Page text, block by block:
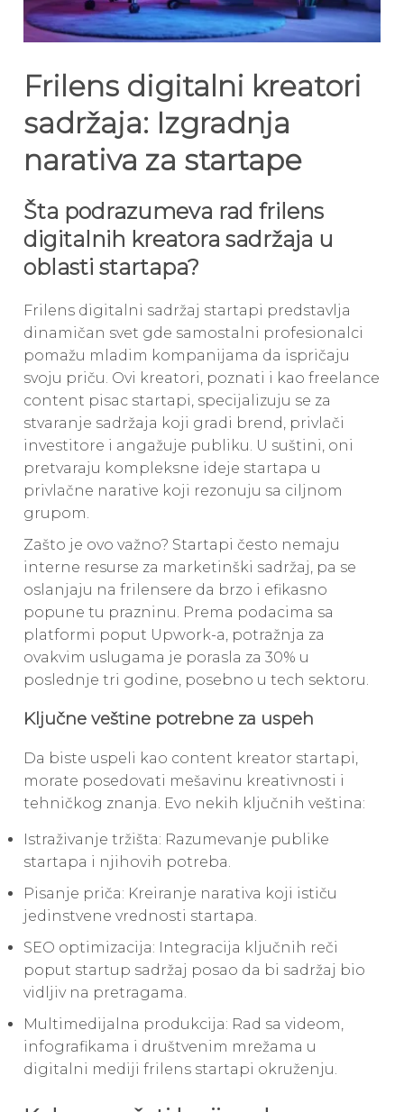
Frilens digitalni kreatori
sadržaja: Izgradnja
narativa za startape
Šta podrazumeva rad frilens
digitalnih kreatora sadržaja u
oblasti startapa?
Frilens digitalni sadržaj startapi predstavlja
dinamičan svet gde samostalni profesionalci
pomažu mladim kompanijama da ispričaju
svoju priču. Ovi kreatori, poznati i kao freelance
content pisac startapi, specijalizuju se za
stvaranje sadržaja koji gradi brend, privlači
investitore i angažuje publiku. U suštini, oni
pretvaraju kompleksne ideje startapa u
privlačne narative koji rezonuju sa ciljnom
grupom.
Zašto je ovo važno? Startapi često nemaju
interne resurse za marketinški sadržaj, pa se
oslanjaju na frilensere da brzo i efikasno
popune tu prazninu. Prema podacima sa
platformi poput Upwork-a, potražnja za
ovakvim uslugama je porasla za 30% u
poslednje tri godine, posebno u tech sektoru.
Ključne veštine potrebne za uspeh
Da biste uspeli kao content kreator startapi,
morate posedovati mešavinu kreativnosti i
tehničkog znanja. Evo nekih ključnih veština:
Istraživanje tržišta: Razumevanje publike
startapa i njihovih potreba.
Pisanje priča: Kreiranje narativa koji ističu
jedinstvene vrednosti startapa.
SEO optimizacija: Integracija ključnih reči
poput startup sadržaj posao da bi sadržaj bio
vidljiv na pretragama.
Multimedijalna produkcija: Rad sa videom,
infografikama i društvenim mrežama u
digitalni mediji frilens startapi okruženju.